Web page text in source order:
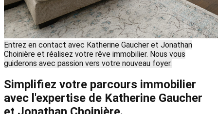
Entrez en contact avec Katherine Gaucher et Jonathan
Choinière et réalisez votre rêve immobilier. Nous vous
guiderons avec passion vers votre nouveau foyer.
Simplifiez votre parcours immobilier
avec l'expertise de Katherine Gaucher